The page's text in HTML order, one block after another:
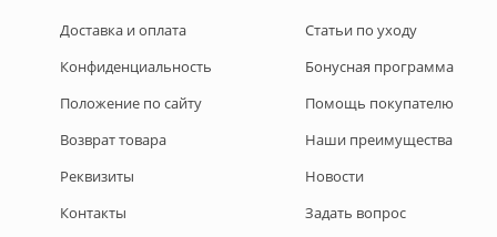
Доставка и оплата
Конфиденциальность
Положение по сайту
Возврат товара
Реквизиты
Контакты
Статьи по уходу
Бонусная программа
Помощь покупателю
Наши преимущества
Новости
Задать вопрос